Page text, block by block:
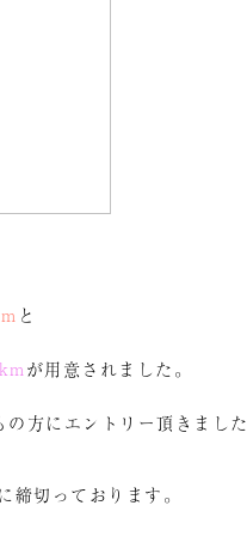
と
が用意されました。
方にエントリー頂きました
切っております。